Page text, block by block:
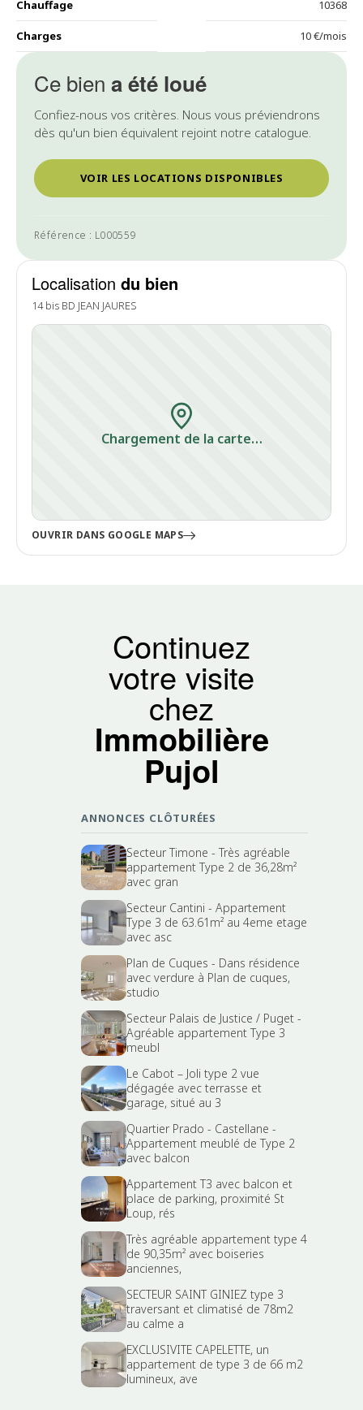
Ce bien a été loué
Confiez-nous vos critères. Nous vous préviendrons
dès qu'un bien équivalent rejoint notre catalogue.
VOIR LES LOCATIONS DISPONIBLES
Référence : L000559
Localisation du bien
14 bis BD JEAN JAURES
Chargement de la carte…
OUVRIR DANS GOOGLE MAPS
Chauffage 10368
Charges 10 €/mois
Continuez
votre visite
chez
Immobilière
Pujol
ANNONCES CLÔTURÉES
Secteur Timone - Très agréable
appartement Type 2 de 36,28m²
avec gran
Secteur Cantini - Appartement
Type 3 de 63.61m² au 4eme etage
avec asc
Plan de Cuques - Dans résidence
avec verdure à Plan de cuques,
studio
Secteur Palais de Justice / Puget -
Agréable appartement Type 3
meubl
Le Cabot – Joli type 2 vue
dégagée avec terrasse et
garage, situé au 3
Quartier Prado - Castellane -
Appartement meublé de Type 2
avec balcon
Appartement T3 avec balcon et
place de parking, proximité St
Loup, rés
Très agréable appartement type 4
de 90,35m² avec boiseries
anciennes,
SECTEUR SAINT GINIEZ type 3
traversant et climatisé de 78m2
au calme a
EXCLUSIVITE CAPELETTE, un
appartement de type 3 de 66 m2
lumineux, ave